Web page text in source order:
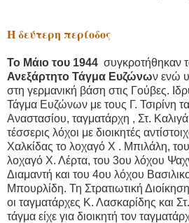
Η δεύτερη περίοδος
Το Μάιο του 1944 συγκροτήθηκαν
Ανεξάρτητο Τάγμα Ευζώνων ενώ
στη γερμανική βάση στις Γούβες.
Τάγμα Ευζώνων με τους Γ. Τσιρίνη
Αναστασίου, ταγματάρχη , Στ.
τέσσερις λόχοι με διοικητές
Χαλκίδας το λοχαγό Χ . Μπιλάλη,
λοχαγό Χ. Λέρτα, του 3ου λόχου
Διαμαντή και του 4ου λόχου
Μπουρλίδη. Τη Στρατιωτική
οι ταγματάρχες Κ. Λασκαρίδης και
τάγμα είχε για διοικητή τον